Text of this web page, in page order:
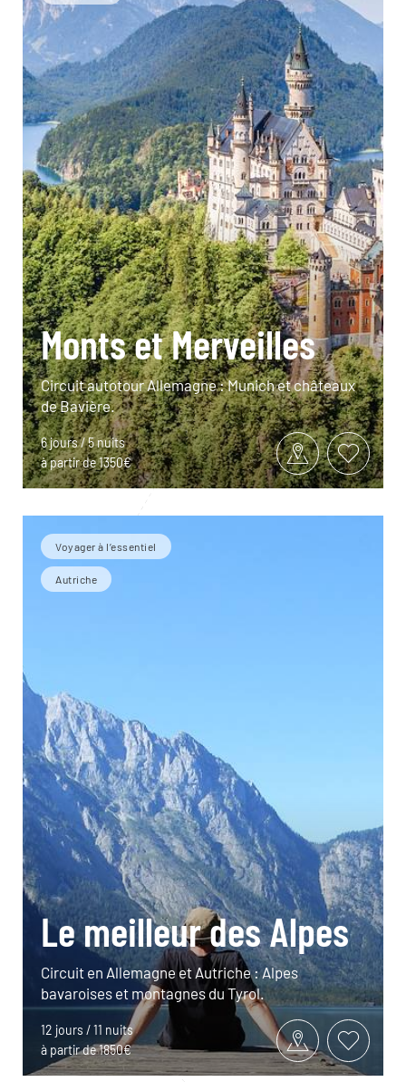
Monts et Merveilles
Circuit autotour Allemagne : Munich et châteaux
de Bavière.
6 jours / 5 nuits
à partir de 1350€
Voyager à l’essentiel
Autriche
Le meilleur des Alpes
Circuit en Allemagne et Autriche : Alpes
bavaroises et montagnes du Tyrol.
12 jours / 11 nuits
à partir de 1850€